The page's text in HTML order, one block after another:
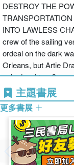
DESTROY THE
INTO LAWLESS
crew of the sailing
ordeal on the dark
Orleans, but Artie
only daughter,
close for comfort.
must plot a course
place where the
severe. Where that
solar flares affect
Hemisphere they
passage of hope
主題書展
更多書展